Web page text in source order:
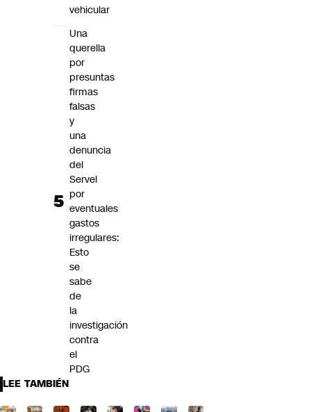
vehicular
Una
querella
por
presuntas
firmas
falsas
y
una
denuncia
del
Servel
por
eventuales
gastos
irregulares:
Esto
se
sabe
de
la
investigación
contra
el
PDG
LEE TAMBIÉN